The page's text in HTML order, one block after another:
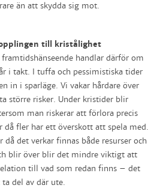
än att skydda sig mot.
till kristålighet
handlar därför om
i takt. I tuffa och pessimistiska tider
in i sparläge. Vi vakar hårdare över
större risker. Under kristider blir
man riskerar att förlora precis
fler har ett överskott att spela med.
det verkar finnas både resurser och
blir över blir det mindre viktigt att
till vad som redan finns – det
del av där ute.